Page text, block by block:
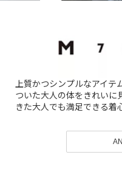
上質かつシンプルなアイ
ついた大人の体をきれいに
きた大人でも満足できる着